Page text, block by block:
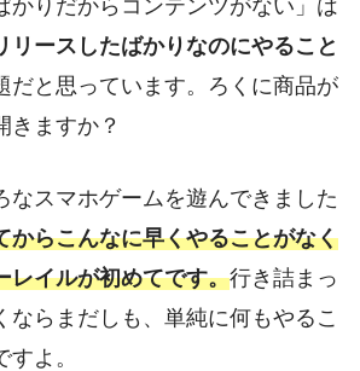
かりだからコンテンツがない」は
リースしたばかりなのにやること
だと思っています。ろくに商品が
きますか？
なスマホゲームを遊んできました
からこんなに早くやることがなく
レイルが初めてです。行き詰まっ
ならまだしも、単純に何もやるこ
よ。